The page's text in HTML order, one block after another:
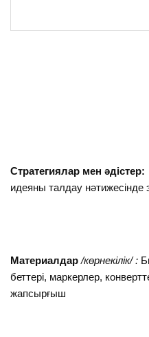
Стратегиялар мен әдістер:
идеяны талдау нәтижесінде
Материалдар /көрнекілік/ :
беттері, маркерлер,
жапсырғыш